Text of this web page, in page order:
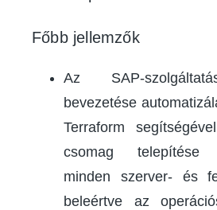
Főbb jellemzők
Az SAP-
bevezetése
Terraform
csomag telepítése
minden szerver- és
beleértve az